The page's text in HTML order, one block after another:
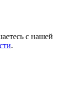
с нашей
.